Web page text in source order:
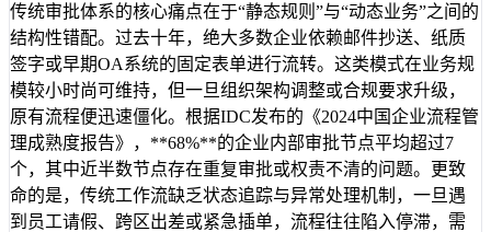
传统审批体系的核心痛点在于“静态规则”与“动态业务”之间的
结构性错配。过去十年，绝大多数企业依赖邮件抄送、纸质
签字或早期OA系统的固定表单进行流转。这类模式在业务规
模较小时尚可维持，但一旦组织架构调整或合规要求升级，
原有流程便迅速僵化。根据IDC发布的《2024中国企业流程管
理成熟度报告》，**68%**的企业内部审批节点平均超过7
个，其中近半数节点存在重复审批或权责不清的问题。更致
命的是，传统工作流缺乏状态追踪与异常处理机制，一旦遇
到员工请假、跨区出差或紧急插单，流程往往陷入停滞，需